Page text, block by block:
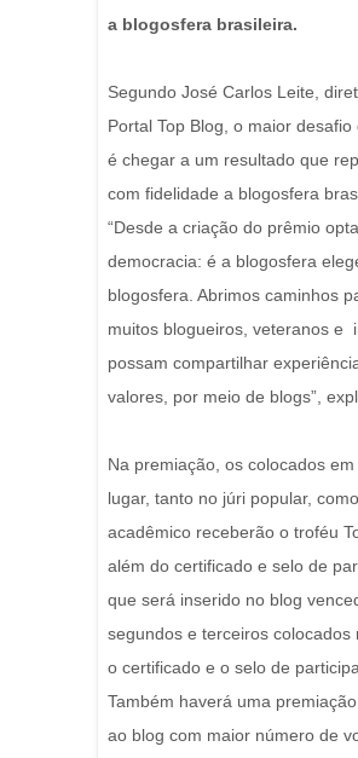
a blogosfera brasileira.
Segundo José Carlos Leite,
Portal Top Blog, o maior
é chegar a um resultado que
com fidelidade a blogosfera
“Desde a criação do prêmio
democracia: é a blogosfera
blogosfera. Abrimos caminhos
muitos blogueiros, veteranos e
possam compartilhar
valores, por meio de blogs”,
Na premiação, os colocados
lugar, tanto no júri popular,
acadêmico receberão o troféu
além do certificado e selo de
que será inserido no blog
segundos e terceiros colocados
o certificado e o selo de
Também haverá uma
ao blog com maior número de